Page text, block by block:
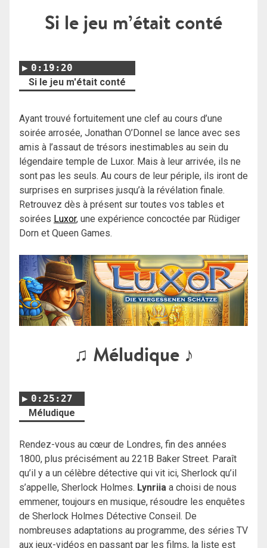
Si le jeu m’était conté
0:19:20
Si le jeu m'était conté
Ayant trouvé fortuitement une clef au cours d’une
soirée arrosée, Jonathan O’Donnel se lance avec ses
amis à l’assaut de trésors inestimables au sein du
légendaire temple de Luxor. Mais à leur arrivée, ils ne
sont pas les seuls. Au cours de leur périple, ils iront de
surprises en surprises jusqu’à la révélation finale.
Retrouvez dès à présent sur toutes vos tables et
soirées Luxor, une expérience concoctée par Rüdiger
Dorn et Queen Games.
♫ Méludique ♪
0:25:27
Méludique
Rendez-vous au cœur de Londres, fin des années
1800, plus précisément au 221B Baker Street. Paraît
qu’il y a un célèbre détective qui vit ici, Sherlock qu’il
s’appelle, Sherlock Holmes. Lynriia a choisi de nous
emmener, toujours en musique, résoudre les enquêtes
de Sherlock Holmes Détective Conseil. De
nombreuses adaptations au programme, des séries TV
aux jeux-vidéos en passant par les films, la liste est